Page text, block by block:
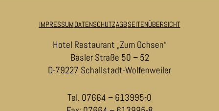
IMPRESSUMDATENSCHUTZAGBSEITENÜBERSICHT
Hotel Restaurant „Zum Ochsen“
Basler Straße 50 – 52
D-79227 Schallstadt-Wolfenweiler
Tel. 07664 – 613995-0